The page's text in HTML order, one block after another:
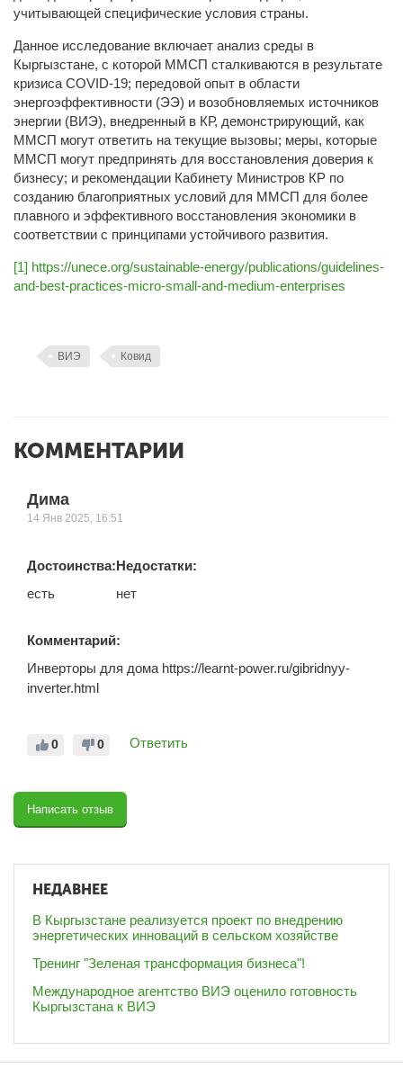
учитывающей специфические условия страны.
Данное исследование включает анализ среды в
Кыргызстане, с которой ММСП сталкиваются в результате
кризиса COVID-19; передовой опыт в области
энергоэффективности (ЭЭ) и возобновляемых источников
энергии (ВИЭ), внедренный в КР, демонстрирующий, как
ММСП могут ответить на текущие вызовы; меры, которые
ММСП могут предпринять для восстановления доверия к
бизнесу; и рекомендации Кабинету Министров КР по
созданию благоприятных условий для ММСП для более
плавного и эффективного восстановления экономики в
соответствии с принципами устойчивого развития.
[1] https://unece.org/sustainable-energy/publications/guidelines-
and-best-practices-micro-small-and-medium-enterprises
ВИЭ Ковид
КОММЕНТАРИИ
Дима
14 Янв 2025, 16:51
Достоинства:
есть
Недостатки:
нет
Комментарий:
Инверторы для дома https://learnt-power.ru/gibridnyy-
inverter.html
0
0 Ответить
Написать отзыв
НЕДАВНЕЕ
В Кыргызстане реализуется проект по внедрению
энергетических инноваций в сельском хозяйстве
Тренинг "Зеленая трансформация бизнеса"!
Международное агентство ВИЭ оценило готовность
Кыргызстана к ВИЭ